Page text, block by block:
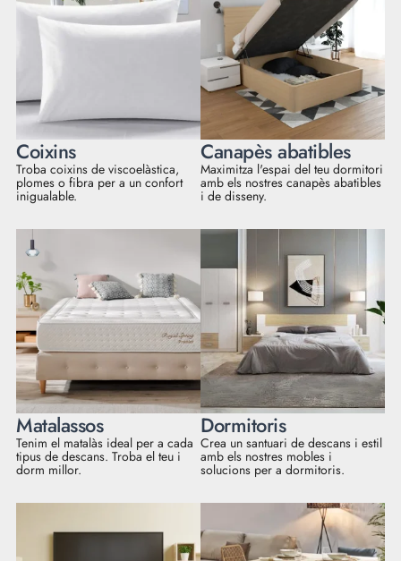
Coixins
Troba coixins de viscoelàstica,
plomes o fibra per a un confort
inigualable.
Canapès abatibles
Maximitza l'espai del teu dormitori
amb els nostres canapès abatibles
i de disseny.
Matalassos
Tenim el matalàs ideal per a cada
tipus de descans. Troba el teu i
dorm millor.
Dormitoris
Crea un santuari de descans i estil
amb els nostres mobles i
solucions per a dormitoris.